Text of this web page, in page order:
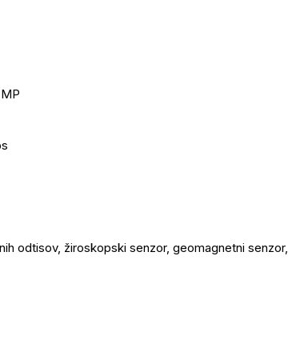
odtisov, žiroskopski senzor, geomagnetni senzor,